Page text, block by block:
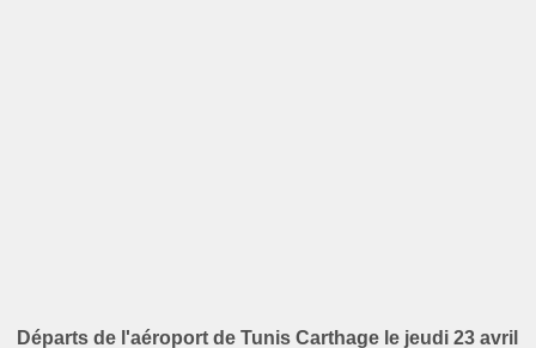
Départs de l'aéroport de Tunis Carthage le jeudi 23 avril